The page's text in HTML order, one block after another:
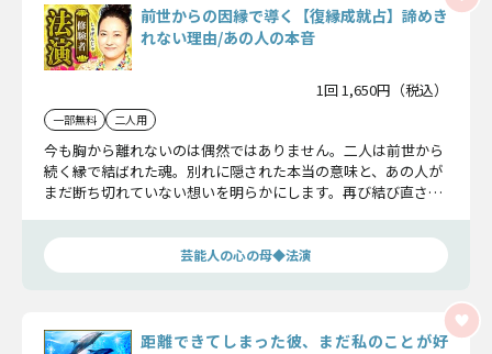
前世からの因縁で導く【復縁成就占】諦めき
れない理由/あの人の本音
1回 1,650円（税込）
一部無料 二人用
今も胸から離れないのは偶然ではありません。二人は前世から
続く縁で結ばれた魂。別れに隠された本当の意味と、あの人が
まだ断ち切れていない想いを明らかにします。再び結び直され
芸能人の心の母◆法演
距離できてしまった彼、まだ私のことが好